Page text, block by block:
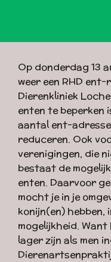
naar
hoofdinhoud
Op donderdag 13
weer een RHD
Dierenkliniek
enten te beperken
aantal ent-
reduceren. Ook
verenigingen, die
bestaat de
enten. Daarvoor
mocht je in je
konijn(en) hebben,
mogelijkheid.
lager zijn als men